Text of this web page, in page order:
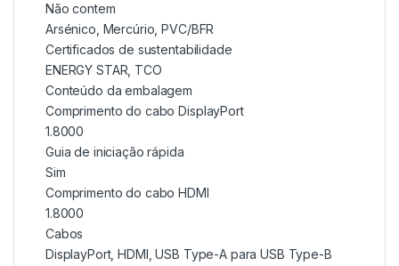
Não contem
Arsénico, Mercúrio, PVC/BFR
Certificados de sustentabilidade
ENERGY STAR, TCO
Conteúdo da embalagem
Comprimento do cabo DisplayPort
1.8000
Guia de iniciação rápida
Sim
Comprimento do cabo HDMI
1.8000
Cabos
DisplayPort, HDMI, USB Type-A para USB Type-B